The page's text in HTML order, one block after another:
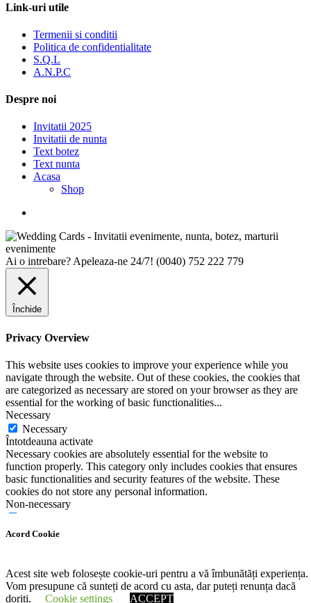
Link-uri utile
Termenii si conditii
Politica de confidentialitate
S.Q.L
A.N.P.C
Despre noi
Invitatii 2025
Invitatii de nunta
Text botez
Text nunta
Acasa
Shop
Ai o intrebare? Apeleaza-ne 24/7! (0040) 752 222 779
Acord Cookie
Acest site web folosește cookie-uri pentru a vă îmbunătăți experiența.
Vom presupune că sunteți de acord cu asta, dar puteți renunța dacă
doriți.
Cookie settings ACCEPT
Închide
Privacy Overview
This website uses cookies to improve your experience while you
navigate through the website. Out of these cookies, the cookies that
are categorized as necessary are stored on your browser as they are
essential for the working of basic functionalities...
Necessary
Necessary
Întotdeauna activate
Necessary cookies are absolutely essential for the website to
function properly. This category only includes cookies that ensures
basic functionalities and security features of the website. These
cookies do not store any personal information.
Non-necessary
Any cookies that may not be particularly necessary for the website
cookies. It is mandatory to procure user consent prior to running
these cookies on your website.
SALVEAZĂ ȘI ACCEPTĂ